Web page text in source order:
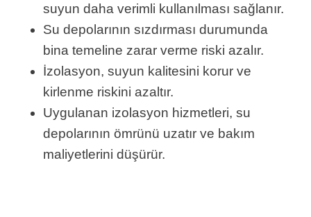
suyun daha verimli kullanılması sağlanır.
Su depolarının sızdırması durumunda
bina temeline zarar verme riski azalır.
İzolasyon, suyun kalitesini korur ve
kirlenme riskini azaltır.
Uygulanan izolasyon hizmetleri, su
depolarının ömrünü uzatır ve bakım
maliyetlerini düşürür.